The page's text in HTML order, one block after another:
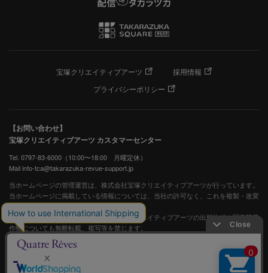
宝塚クリエイティブアーツ
採用情報
プライバシーポリシー
【お問い合わせ】
宝塚クリエイティブアーツ カスタマーセンター
Tel. 0797-83-6000（10:00〜18:00 月曜定休）
Mail info-tca@takarazuka-revue-support.jp
当ホームページの管理運営は、株式会社宝塚クリエイティブアーツが行っています。
当ホームページに掲載している情報については、当社の許可なく、これを複製・改変
することを固く禁止します。
また、阪急電鉄並びに宝塚歌劇団、宝塚クリエイティブアーツの出版物ほか写真等著
作物についても無断転載、複写等を禁じます。
宝塚歌劇公式ホームページ
JASRAC許諾番号：S0507081515